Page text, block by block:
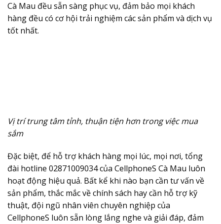
Cà Mau đều sẵn sàng phục vụ, đảm bảo mọi khách
hàng đều có cơ hội trải nghiệm các sản phẩm và dịch vụ
tốt nhất.
Vị trí trung tâm tỉnh, thuận tiện hơn trong việc mua
sắm
Đặc biệt, để hỗ trợ khách hàng mọi lúc, mọi nơi, tổng
đài hotline 02871009034 của CellphoneS Cà Mau luôn
hoạt động hiệu quả. Bất kể khi nào bạn cần tư vấn về
sản phẩm, thắc mắc về chính sách hay cần hỗ trợ kỹ
thuật, đội ngũ nhân viên chuyên nghiệp của
CellphoneS luôn sẵn lòng lắng nghe và giải đáp, đảm